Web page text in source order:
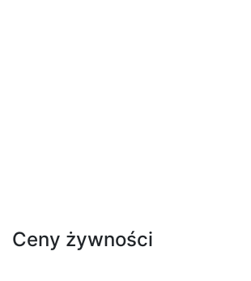
Ceny żywności